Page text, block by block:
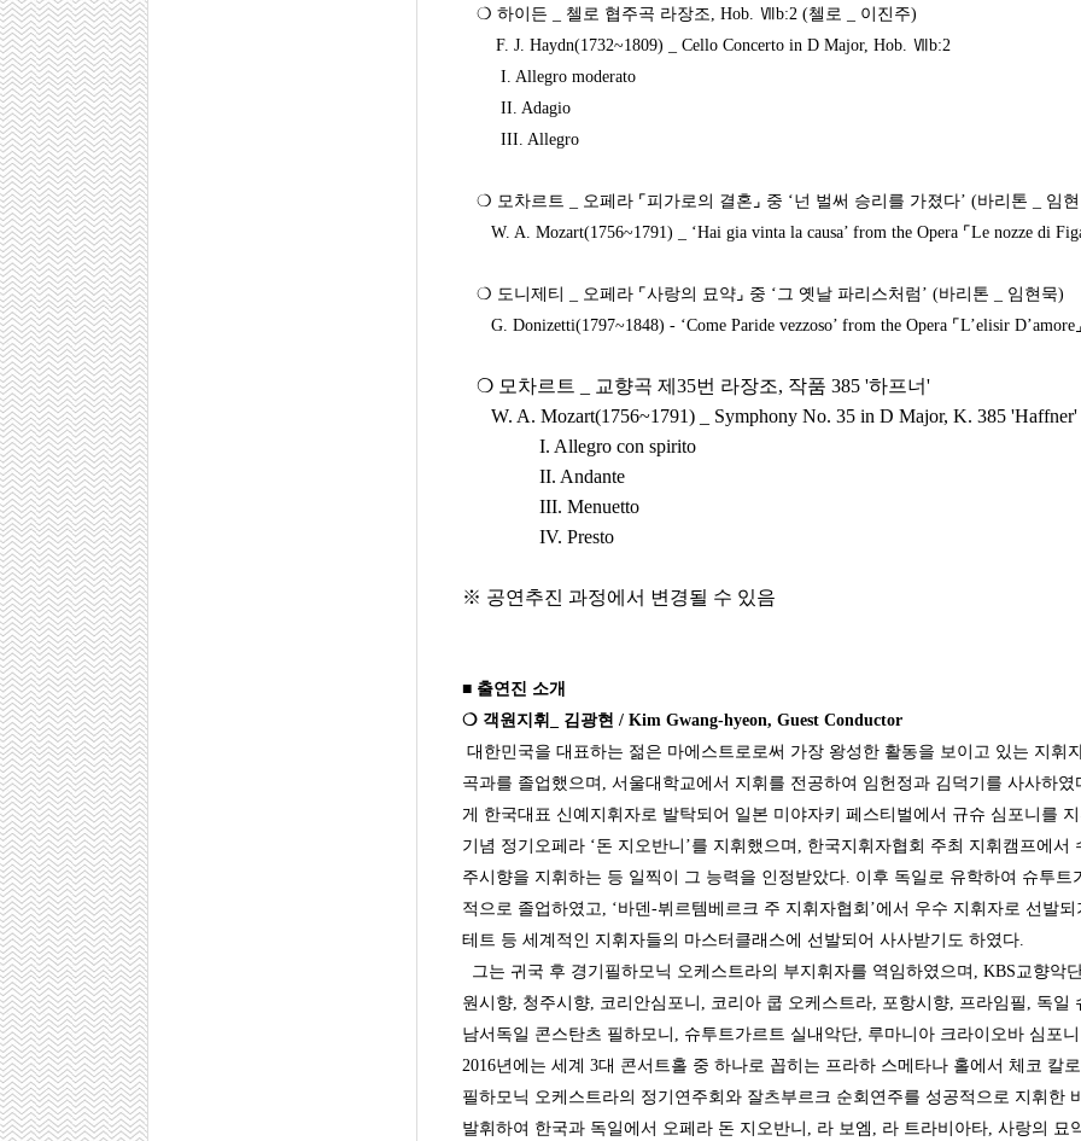
❍ 하이든 _ 첼로 협주곡 라장조, Hob. Ⅶb:2 (첼로 _ 이진주)
F. J. Haydn(1732~1809) _ Cello Concerto in D Major, Hob. Ⅶb:2
I. Allegro moderato
II. Adagio
III. Allegro
❍ 모차르트 _ 오페라 ⌜피가로의 결혼⌟ 중 ‘넌 벌써 승리를 가졌다’ (바리톤 _ 임
W. A. Mozart(1756~1791) _ ‘Hai gia vinta la causa’ from the Opera ⌜Le nozze di
❍ 도니제티 _ 오페라 ⌜사랑의 묘약⌟ 중 ‘그 옛날 파리스처럼’ (바리톤 _ 임현묵)
G. Donizetti(1797~1848) - ‘Come Paride vezzoso’ from the Opera ⌜L’elisir
❍ 모차르트 교향곡 제 35번 라장조, 작품 385 '하프너'
W. A. Mozart(1756~1791) _ Symphony No. 35 in D Major, K. 385 'Haffner'
I. Allegro con spirito
II. Andante
III. Menuetto
IV. Presto
※ 공연추진 과정에서 변경될 수 있음
■ 출연진 소개
❍ 객원지휘_ 김광현 / Kim Gwang-hyeon, Guest Conductor
대한민국을 대표하는 젊은 마에스트로로써 가장 왕성한 활동을 보이고 있는 지휘
곡과를 졸업했으며, 서울대학교에서 지휘를 전공하여 임헌정과 김덕기를 사사하
게 한국대표 신예지휘자로 발탁되어 일본 미야자키 페스티벌에서 규슈 심포니를
기념 정기오페라 ‘돈 지오반니’를 지휘했으며, 한국지휘자협회 주최 지휘캠프에
주시향을 지휘하는 등 일찍이 그 능력을 인정받았다. 이후 독일로 유학하여 슈투
적으로 졸업하였고, ‘바덴-뷔르템베르크 주 지휘자협회’에서 우수 지휘자로 선발
테트 등 세계적인 지휘자들의 마스터클래스에 선발되어 사사받기도 하였다.
그는 귀국 후 경기필하모닉 오케스트라의 부지휘자를 역임하였으며, KBS교향악
원시향, 청주시향, 코리안심포니, 코리아 쿱 오케스트라, 포항시향, 프라임필, 독
남서독일 콘스탄츠 필하모니, 슈투트가르트 실내악단, 루마니아 크라이오바 심포
2016년에는 세계 3대 콘서트홀 중 하나로 꼽히는 프라하 스메타나 홀에서 체코 칼
필하모닉 오케스트라의 정기연주회와 잘츠부르크 순회연주를 성공적으로 지휘한
발휘하여 한국과 독일에서 오페라 돈 지오반니, 라 보엠, 라 트라비아타, 사랑의